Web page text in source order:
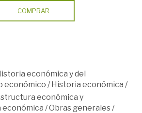
COMPRAR
económica y del
económico /Historia económica /
económica y
económica /Obras generales /